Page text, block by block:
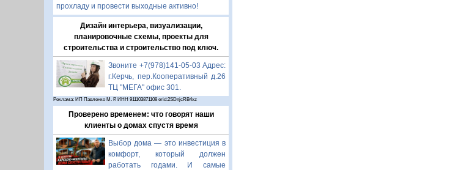
прохладу и провести выходные активно!
Дизайн интерьера, визуализации,
планировочные схемы, проекты для
строительства и строительство под ключ.
Звоните +7(978)141-05-03 Адрес:
г.Керчь, пер.Кооперативный д.26
ТЦ "МЕГА" офис 301.
Реклама: ИП Павленко М. Р. ИНН 911103871108 erid:2SDnjcRB4xz
Проверено временем: что говорят наши
клиенты о домах спустя время
Выбор дома — это инвестиция в
комфорт, который должен
работать годами. И самые